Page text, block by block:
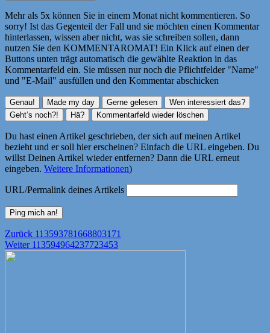
Mehr als 5x können Sie in einem Monat nicht kommentieren. So
sorry! Ist das Gegenteil der Fall und sie möchten einen Kommentar
hinterlassen, wissen aber nicht, was sie schreiben sollen, dann
nutzen Sie den KOMMENTAROMAT! Ein Klick auf einen der
Buttons unten trägt automatisch die gewählte Reaktion in das
Kommentarfeld ein. Sie müssen nur noch die Pflichtfelder "Name"
und "E-Mail" ausfüllen und den Kommentar abschicken
Du hast einen Artikel geschrieben, der sich auf meinen Artikel
bezieht und er soll hier erscheinen? Einfach die URL eingeben. Du
willst Deinen Artikel wieder entfernen? Dann die URL erneut
eingeben. Weitere Informationen)
URL/Permalink deines Artikels
Beitragsnavigation
Zurück Vorheriger
Beitrag:
113593781668803171
Weiter Nächster
113594964237723453